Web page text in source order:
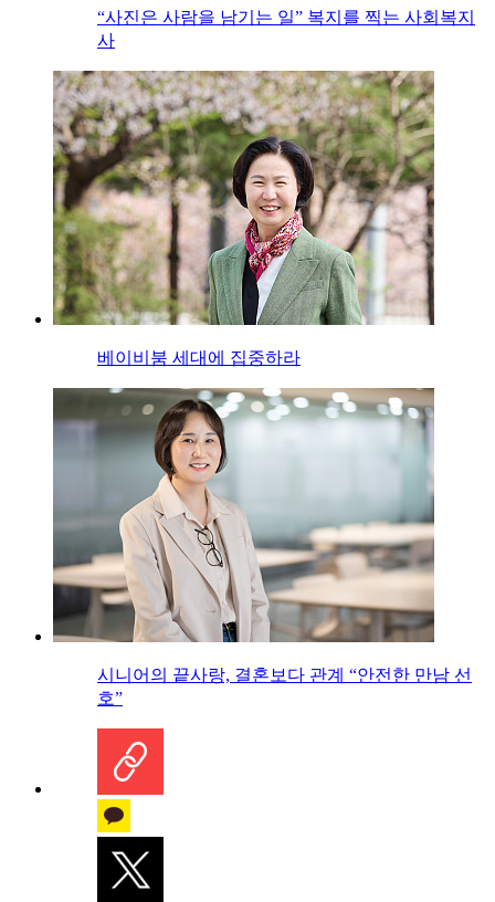
“사진은 사람을 남기는 일” 복지를 찍는 사회복지
사
베이비붐 세대에 집중하라
시니어의 끝사랑, 결혼보다 관계 “안전한 만남 선
호”